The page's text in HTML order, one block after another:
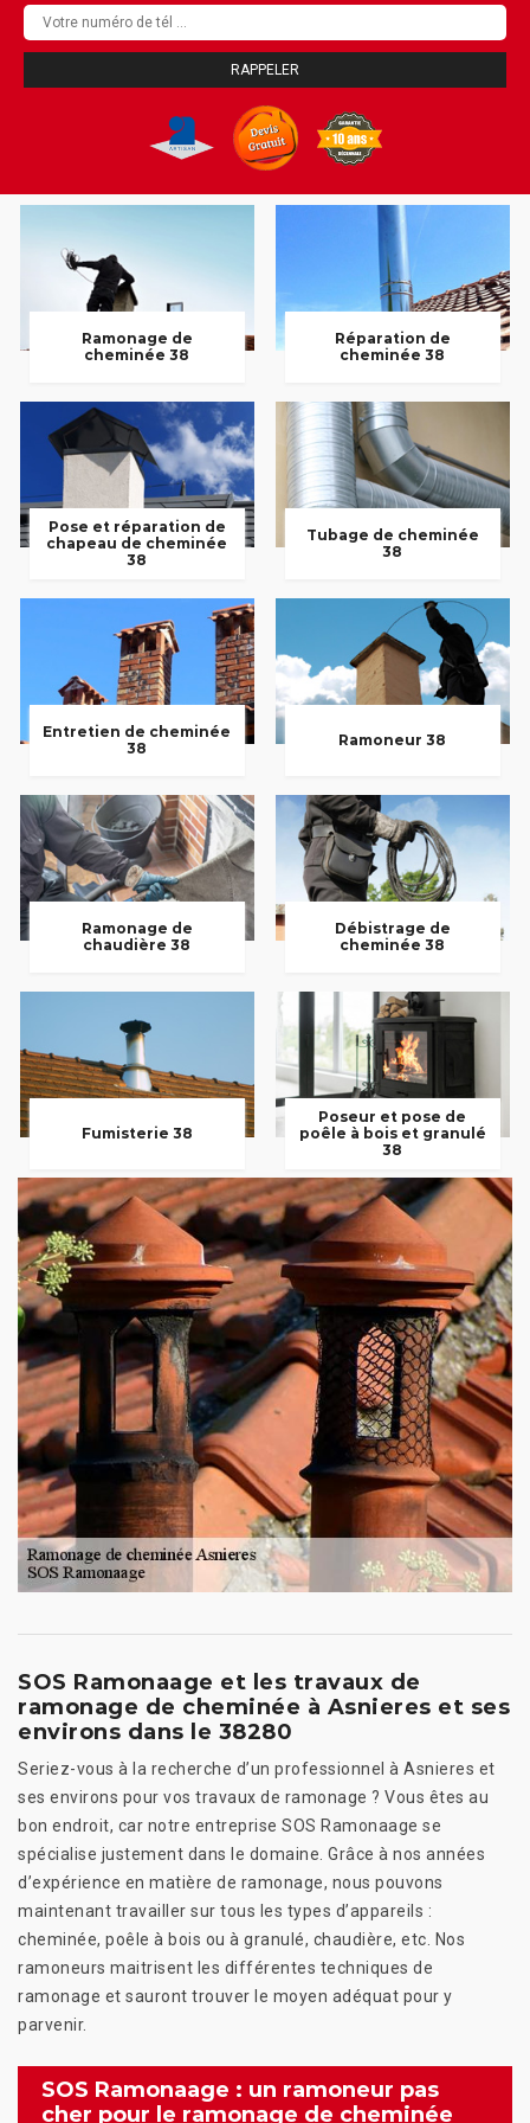
Ramonage de
cheminée 38
Réparation de
cheminée 38
Pose et réparation de
chapeau de cheminée
38
Tubage de cheminée
38
Entretien de cheminée
38
Ramoneur 38
Ramonage de
chaudière 38
Débistrage de
cheminée 38
Fumisterie 38
Poseur et pose de
poêle à bois et granulé
38
SOS Ramonaage et les travaux de
ramonage de cheminée à Asnieres et ses
environs dans le 38280
Seriez-vous à la recherche d’un professionnel à Asnieres et
ses environs pour vos travaux de ramonage ? Vous êtes au
bon endroit, car notre entreprise SOS Ramonaage se
spécialise justement dans le domaine. Grâce à nos années
d’expérience en matière de ramonage, nous pouvons
maintenant travailler sur tous les types d’appareils :
cheminée, poêle à bois ou à granulé, chaudière, etc. Nos
ramoneurs maitrisent les différentes techniques de
ramonage et sauront trouver le moyen adéquat pour y
parvenir.
SOS Ramonaage : un ramoneur pas
cher pour le ramonage de cheminée